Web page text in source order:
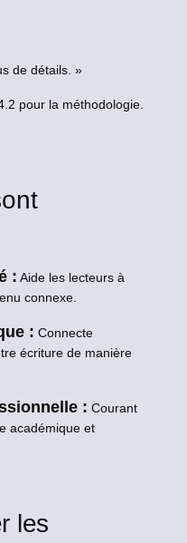
de détails. »
pour la méthodologie.
: Aide les lecteurs à
connexe.
: Connecte
écriture de manière
: Courant
académique et
les